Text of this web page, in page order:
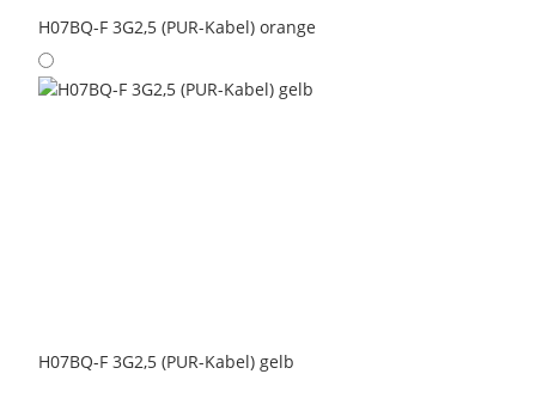
H07BQ-F 3G2,5 (PUR-Kabel) orange
H07BQ-F 3G2,5 (PUR-Kabel) gelb